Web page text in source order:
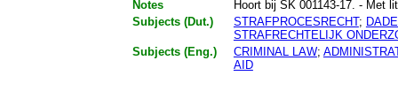
Notes
Hoort bij SK 001143-17. - Met
Subjects (Dut.)
STRAFPROCESRECHT;
STRAFRECHTELIJK
Subjects (Eng.)
CRIMINAL LAW;
AID